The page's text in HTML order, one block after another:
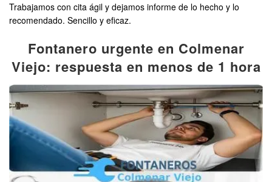
Trabajamos con cita ágil y dejamos informe de lo hecho y lo
recomendado. Sencillo y eficaz.
Fontanero urgente en Colmenar
Viejo: respuesta en menos de 1 hora